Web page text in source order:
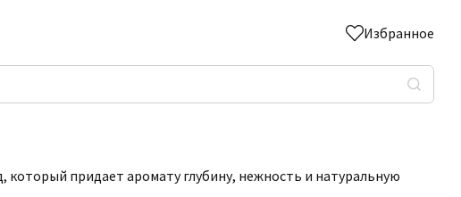
Избранное
придает аромату глубину, нежность и натуральную